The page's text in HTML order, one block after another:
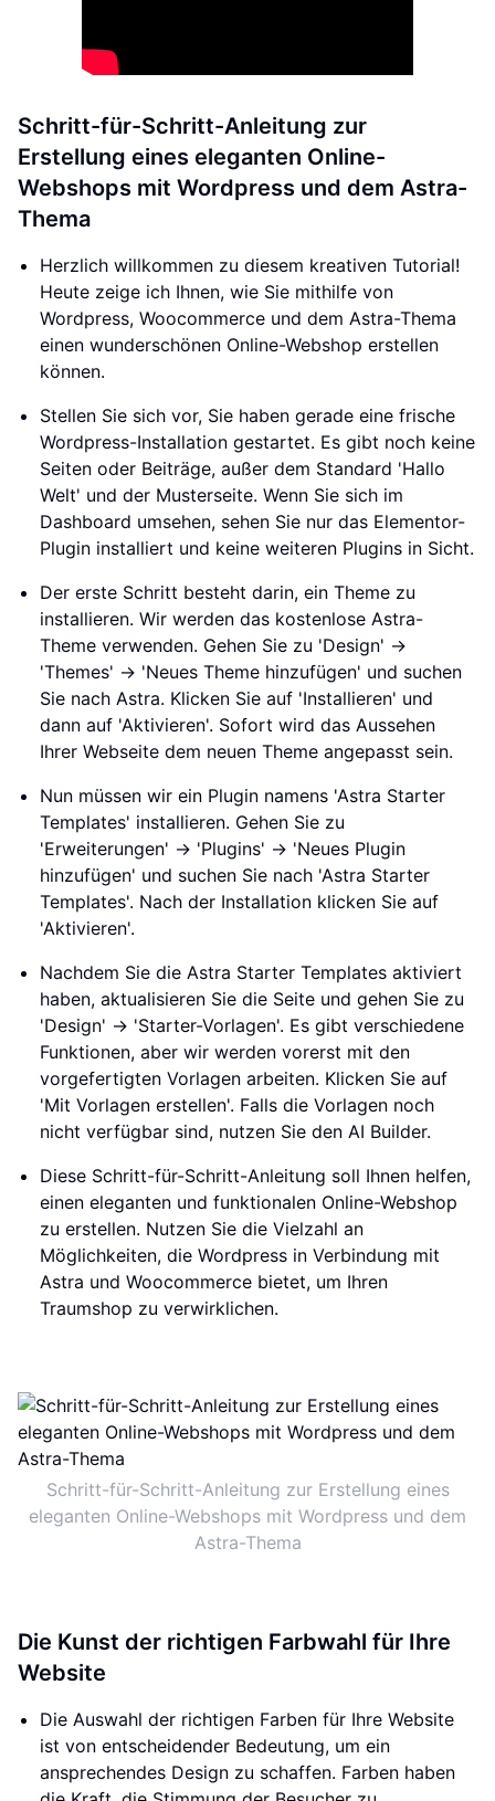
Schritt-für-Schritt-Anleitung zur
Erstellung eines eleganten Online-
Webshops mit Wordpress und dem Astra-
Thema
Herzlich willkommen zu diesem kreativen Tutorial!
Heute zeige ich Ihnen, wie Sie mithilfe von
Wordpress, Woocommerce und dem Astra-Thema
einen wunderschönen Online-Webshop erstellen
können.
Stellen Sie sich vor, Sie haben gerade eine frische
Wordpress-Installation gestartet. Es gibt noch keine
Seiten oder Beiträge, außer dem Standard 'Hallo
Welt' und der Musterseite. Wenn Sie sich im
Dashboard umsehen, sehen Sie nur das Elementor-
Plugin installiert und keine weiteren Plugins in Sicht.
Der erste Schritt besteht darin, ein Theme zu
installieren. Wir werden das kostenlose Astra-
Theme verwenden. Gehen Sie zu 'Design' ->
'Themes' -> 'Neues Theme hinzufügen' und suchen
Sie nach Astra. Klicken Sie auf 'Installieren' und
dann auf 'Aktivieren'. Sofort wird das Aussehen
Ihrer Webseite dem neuen Theme angepasst sein.
Nun müssen wir ein Plugin namens 'Astra Starter
Templates' installieren. Gehen Sie zu
'Erweiterungen' -> 'Plugins' -> 'Neues Plugin
hinzufügen' und suchen Sie nach 'Astra Starter
Templates'. Nach der Installation klicken Sie auf
'Aktivieren'.
Nachdem Sie die Astra Starter Templates aktiviert
haben, aktualisieren Sie die Seite und gehen Sie zu
'Design' -> 'Starter-Vorlagen'. Es gibt verschiedene
Funktionen, aber wir werden vorerst mit den
vorgefertigten Vorlagen arbeiten. Klicken Sie auf
'Mit Vorlagen erstellen'. Falls die Vorlagen noch
nicht verfügbar sind, nutzen Sie den AI Builder.
Diese Schritt-für-Schritt-Anleitung soll Ihnen helfen,
einen eleganten und funktionalen Online-Webshop
zu erstellen. Nutzen Sie die Vielzahl an
Möglichkeiten, die Wordpress in Verbindung mit
Astra und Woocommerce bietet, um Ihren
Traumshop zu verwirklichen.
Schritt-für-Schritt-Anleitung zur Erstellung eines
eleganten Online-Webshops mit Wordpress und dem
Astra-Thema
Die Kunst der richtigen Farbwahl für Ihre
Website
Die Auswahl der richtigen Farben für Ihre Website
ist von entscheidender Bedeutung, um ein
ansprechendes Design zu schaffen. Farben haben